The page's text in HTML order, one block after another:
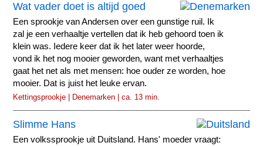
Wat vader doet is altijd goed
Een sprookje van Andersen over een gunstige ruil. Ik
zal je een verhaaltje vertellen dat ik heb gehoord toen ik
klein was. Iedere keer dat ik het later weer hoorde,
vond ik het nog mooier geworden, want met verhaaltjes
gaat het net als met mensen: hoe ouder ze worden, hoe
mooier. Dat is juist het leuke ervan.
Kettingsprookje | Denemarken | ca. 13 min.
Slimme Hans
Een volkssprookje uit Duitsland. Hans' moeder vraagt: